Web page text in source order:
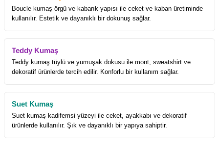
Boucle kumaş örgü ve kabarık yapısı ile ceket ve kaban üretiminde
kullanılır. Estetik ve dayanıklı bir dokunuş sağlar.
Teddy Kumaş
Teddy kumaş tüylü ve yumuşak dokusu ile mont, sweatshirt ve
dekoratif ürünlerde tercih edilir. Konforlu bir kullanım sağlar.
Suet Kumaş
Suet kumaş kadifemsi yüzeyi ile ceket, ayakkabı ve dekoratif
ürünlerde kullanılır. Şık ve dayanıklı bir yapıya sahiptir.